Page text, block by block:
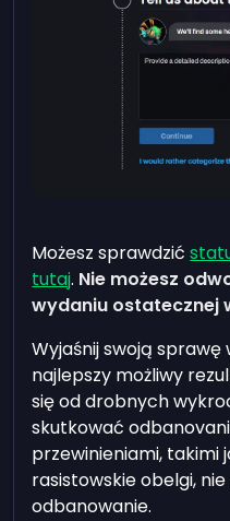
Możesz sprawdzić
tutaj. Nie możesz
wydaniu ostatecznej
Wyjaśnij swoją sprawę
najlepszy możliwy
się od drobnych
skutkować
przewinieniami, takimi
rasistowskie obelgi,
odbanowanie.